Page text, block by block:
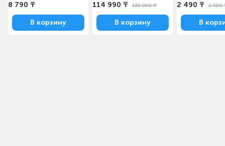
8 790 ₸
В корзину
114 990 ₸ 139 990 ₸
В корзину
2 490 ₸ 2 590
В